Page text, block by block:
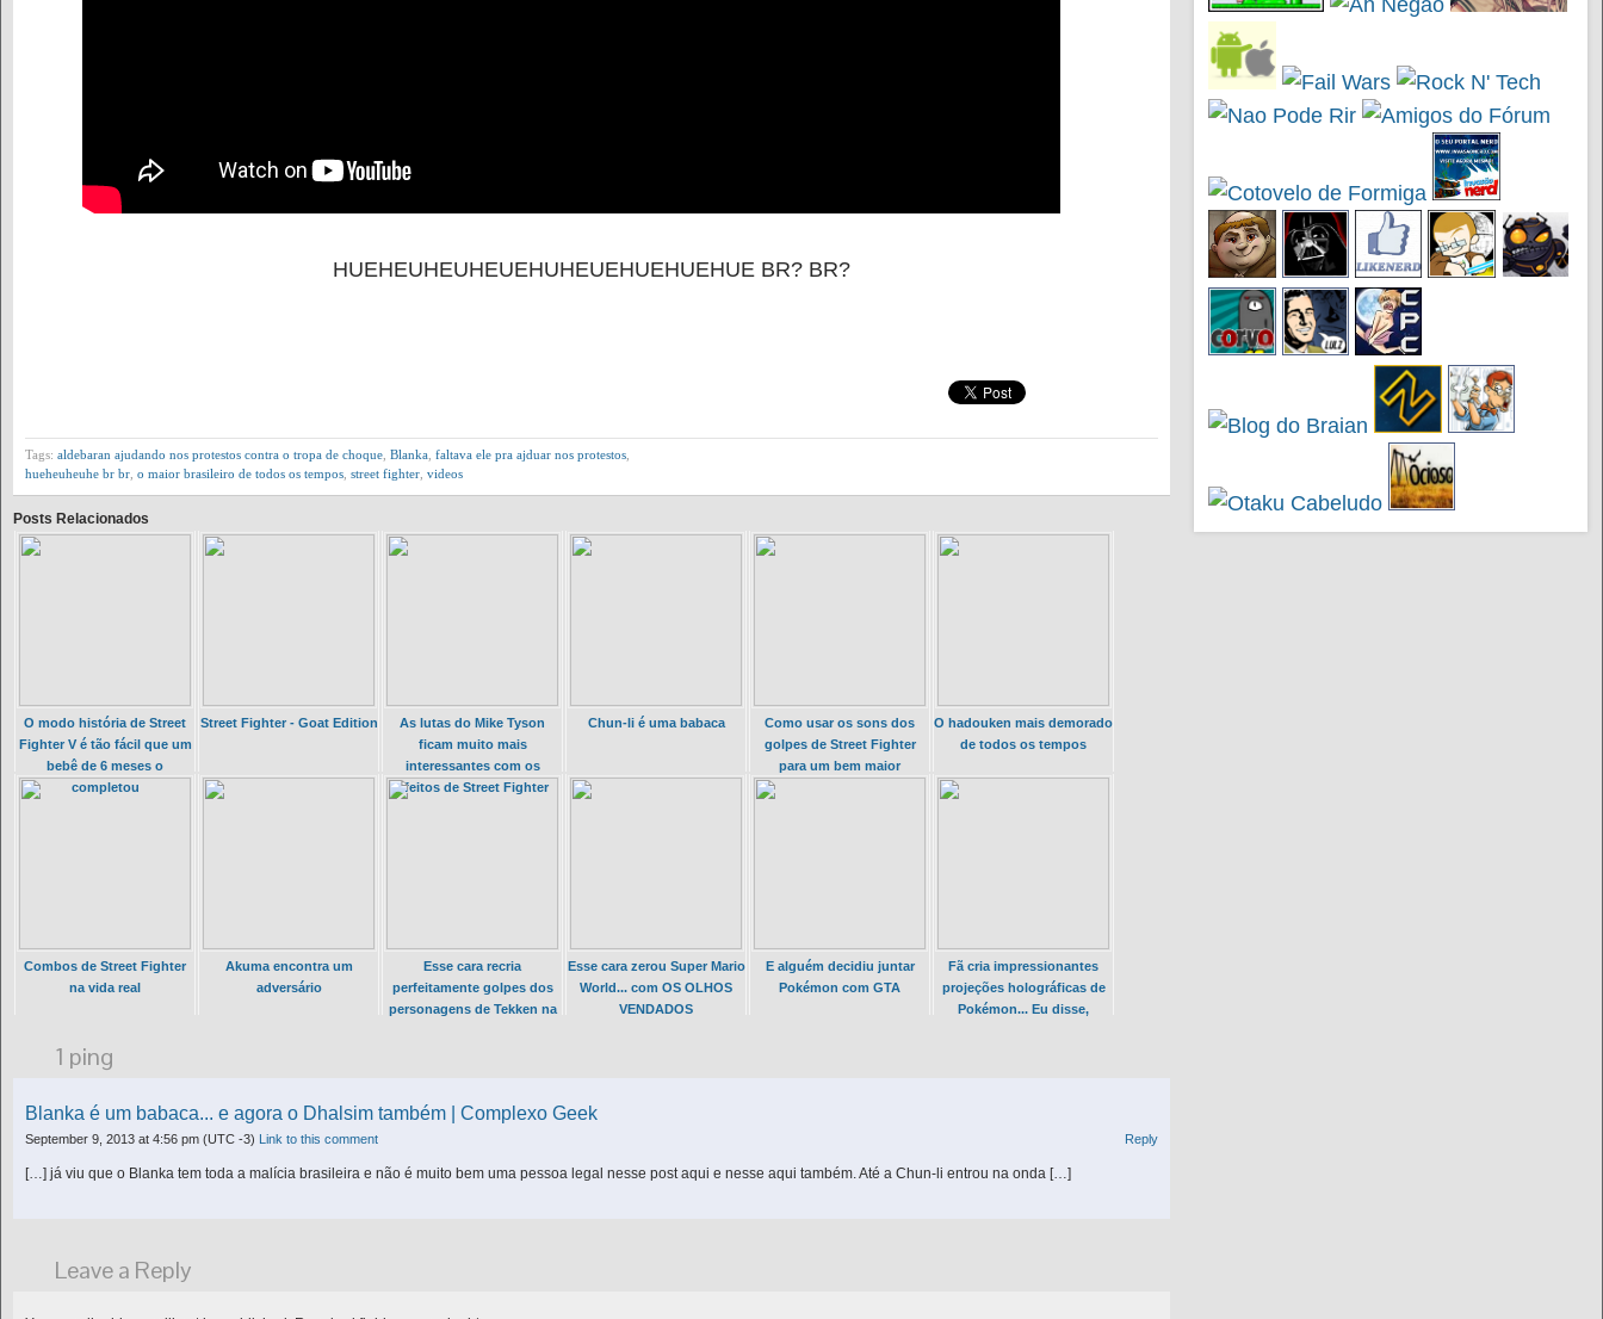
HUEHEUHEUHEUEHUHEUEHUEHUEHUE BR? BR?
Tags: aldebaran ajudando nos protestos contra o tropa de choque Blanka faltava ele pra ajduar nos protestos
hueheuheuhe br br o maior brasileiro de todos os tempos street fighter videos
Posts Relacionados
O modo história de Street
Fighter V é tão fácil que um
bebê de 6 meses o
completou
Street Fighter - Goat Edition
As lutas do Mike Tyson
ficam muito mais
interessantes com os
efeitos de Street Fighter
Chun-li é uma babaca
Como usar os sons dos
golpes de Street Fighter
para um bem maior
O hadouken mais demorado
de todos os tempos
Combos de Street Fighter
na vida real
Akuma encontra um
adversário
Esse cara recria
perfeitamente golpes dos
personagens de Tekken na
Esse cara zerou Super Mario
World... com OS OLHOS
VENDADOS
E alguém decidiu juntar
Pokémon com GTA
Fã cria impressionantes
projeções holográficas de
Pokémon... Eu disse,
1 ping
Blanka é um babaca... e agora o Dhalsim também | Complexo Geek
September 9, 2013 at 4:56 pm (UTC -3) Link to this comment Reply
[…] já viu que o Blanka tem toda a malícia brasileira e não é muito bem uma pessoa legal nesse post aqui e nesse aqui também. Até a Chun-li entrou na onda […]
Leave a Reply